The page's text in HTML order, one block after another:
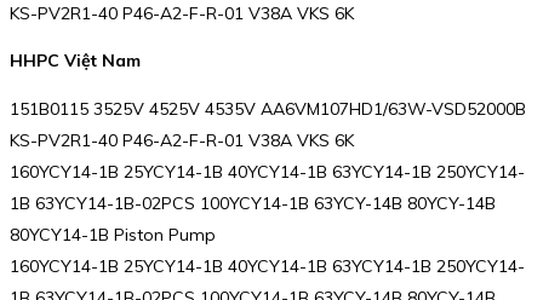
KS-PV2R1-40 P46-A2-F-R-01 V38A VKS 6K
HHPC Việt Nam
151B0115 3525V 4525V 4535V AA6VM107HD1/63W-VSD52000B
KS-PV2R1-40 P46-A2-F-R-01 V38A VKS 6K
160YCY14-1B 25YCY14-1B 40YCY14-1B 63YCY14-1B 250YCY14-
1B 63YCY14-1B-02PCS 100YCY14-1B 63YCY-14B 80YCY-14B
80YCY14-1B Piston Pump
160YCY14-1B 25YCY14-1B 40YCY14-1B 63YCY14-1B 250YCY14-